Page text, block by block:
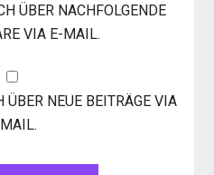
ÜBER NACHFOLGENDE
VIA E-MAIL.
NEUE BEITRÄGE VIA